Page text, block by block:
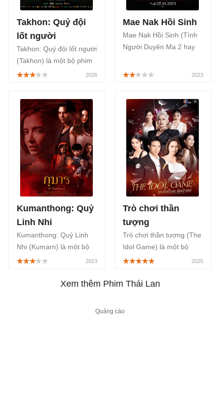
Takhon: Quỷ đội
lốt người
Takhon: Quỷ đội lốt người
(Takhon) là một bộ phim
chiếu rạp Thái Lan thuộc
Naosopa, được lấy cảm
hứng từ lễ hội mặt nạ
truyền thống tại vùng
Đông Bắc Thái Lan, được
công chiếu chính thức từ
ngày 10/04/2026.
Mae Nak Hồi Sinh
Mae Nak Hồi Sinh (Tình
Người Duyên Ma 2 hay
bộ phim chiếu rạp của
tại các rạp chiếu phim
trên toàn quốc bắt đầu từ
ngày 27/01/2023.
Kumanthong: Quỷ
Linh Nhi
Kumanthong: Quỷ Linh
Nhi (Kumarn) là một bộ
phim Thái Lan chiếu rạp
chủ đề về búp bê
Trò chơi thần
tượng
Trò chơi thần tượng (The
Idol Game) là một bộ
phim Thái Lan thuộc thể
sâu vào mặt tối của
Xem thêm Phim Thái Lan